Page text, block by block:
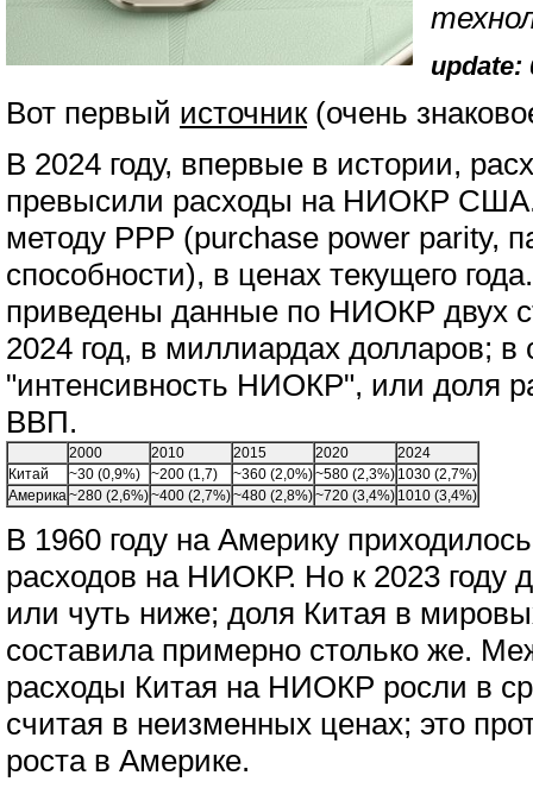
update:
Вот первый источник(очень
В 2024 году, впервые в истории,
превысили расходы на НИОКР США.
методу РРР (purchase power parity,
способности), в ценах текущего
приведены данные по НИОКР двух
2024 год, в миллиардах долларов; в
"интенсивность НИОКР", или доля
ВВП.
2000 2010 2015 2020
2024
Китай
~30 (0,9%) ~200 (1,7) ~360 (2,0%)~580 (2,3%) 1030 (2,7%)
Америка~280 (2,6%)~400 (2,7%)~480 (2,8%)~720 (3,4%) 1010 (3,4%)
В 1960 году на Америку
расходов на НИОКР. Но к 2023 году
или чуть ниже; доля Китая в
составила примерно столько же.
расходы Китая на НИОКР росли в
считая в неизменных ценах; это
роста в Америке.